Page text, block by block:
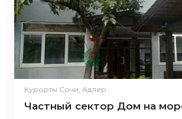
Курорты Сочи, Адлер
Частный сектор Дом на